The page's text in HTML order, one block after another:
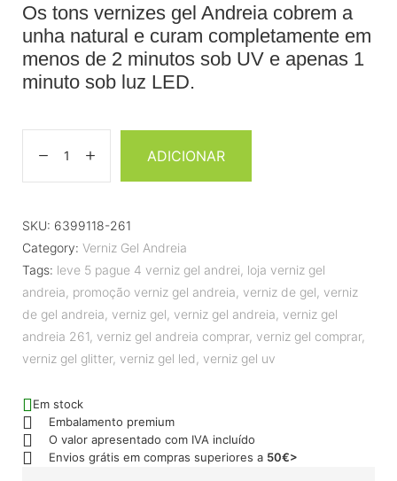
Os tons vernizes gel Andreia cobrem a
unha natural e curam completamente em
menos de 2 minutos sob UV e apenas 1
minuto sob luz LED.
ADICIONAR
SKU: 6399118-261
Category: Verniz Gel Andreia
Tags: leve 5 pague 4 verniz gel andrei, loja verniz gel
andreia, promoção verniz gel andreia, verniz de gel, verniz
de gel andreia, verniz gel, verniz gel andreia, verniz gel
andreia 261, verniz gel andreia comprar, verniz gel comprar,
verniz gel glitter, verniz gel led , verniz gel uv
Em stock
Embalamento premium
O valor apresentado com IVA incluído
Envios grátis em compras superiores a 50€>